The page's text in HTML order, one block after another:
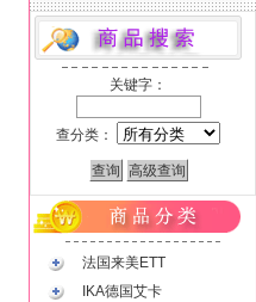
关键字：
查分类：
法国来美ETT
IKA德国艾卡